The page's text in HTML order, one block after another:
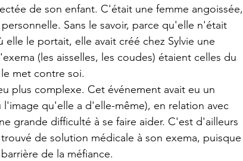
de son enfant. C'était une femme angoissée,
Sans le savoir, parce qu'elle n'était
le portait, elle avait créé chez Sylvie une
(les aisselles, les coudes) étaient celles du
met contre soi.
plus complexe. Cet événement avait eu un
qu'elle a d'elle-même), en relation avec
grande difficulté à se faire aider. C'est d'ailleurs
de solution médicale à son exema, puisque
de la méfiance.